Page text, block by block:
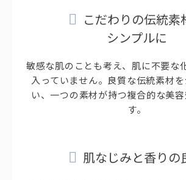
こだわりの伝統素
シンプルに
敏感な肌のことも考え、肌に不要な
入っていません。良質な伝統素材
い、一つの素材が持つ複合的な美
す。
肌なじみと香りの